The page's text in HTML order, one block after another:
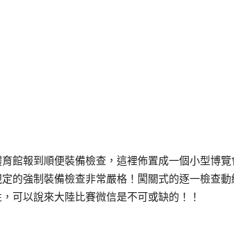
館報到順便裝備檢查，這裡佈置成一個小型博
的強制裝備檢查非常嚴格！闖關式的逐一檢查
可以說來大陸比賽微信是不可或缺的！！